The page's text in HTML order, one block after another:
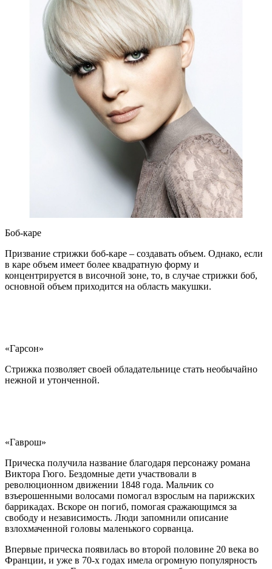
Боб-каре
Призвание стрижки боб-каре – создавать объем. Однако, если
в каре объем имеет более квадратную форму и
концентрируется в височной зоне, то, в случае стрижки боб,
основной объем приходится на область макушки.
«Гарсон»
Стрижка позволяет своей обладательнице стать необычайно
нежной и утонченной.
«Гаврош»
Прическа получила название благодаря персонажу романа
Виктора Гюго. Бездомные дети участвовали в
революционном движении 1848 года. Мальчик со
взъерошенными волосами помогал взрослым на парижских
баррикадах. Вскоре он погиб, помогая сражающимся за
свободу и независимость. Люди запомнили описание
взлохмаченной головы маленького сорванца.
Впервые прическа появилась во второй половине 20 века во
Франции, и уже в 70-х годах имела огромную популярность